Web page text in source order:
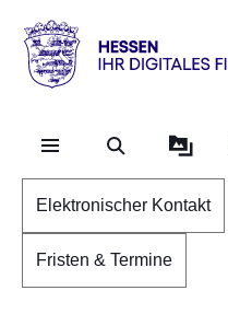
Hessen
Ihr
Finanzamt
Elektronischer Kontakt
Fristen & Termine